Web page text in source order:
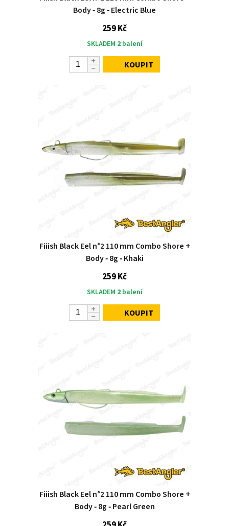
Body ‑ 8g ‑ Electric Blue
259 Kč
SKLADEM 2balení
KOUPIT
Fiiish Black Eel n°2 110 mm Combo Shore +
Body ‑ 8g ‑ Khaki
259 Kč
SKLADEM 2balení
KOUPIT
Fiiish Black Eel n°2 110 mm Combo Shore +
Body ‑ 8g ‑ Pearl Green